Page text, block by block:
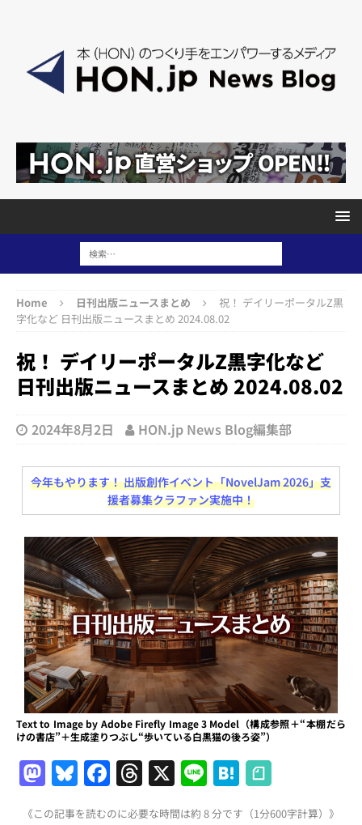
Home 日刊出版ニュースまとめ
祝！ デイリーポータルZ黒
字化など 日刊出版ニュースまとめ 2024.08.02
祝！ デイリーポータルZ黒字化など
日刊出版ニュースまとめ 2024.08.02
2024年8月2日 HON.jp News Blog編集部
今年もやります！ 出版創作イベント「NovelJam 2026」支
援者募集クラファン実施中！
Text to Image by Adobe Firefly Image 3 Model（構成参照＋“本棚だら
けの書店”＋生成塗りつぶし“歩いている白黒猫の後ろ姿”）
M
a
Bl
u
F
a
T
h
X Li
n
H
at
《この記事を読むのに必要な時間は約 8 分です（1分600字計算）》